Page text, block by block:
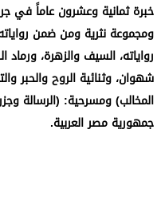
خبرة ثمانية وعشرون عاماً في
رواياته، السيف والزهرة،
المخالب) ومسرحية: (الرسالة
جمهورية مصر العربية.